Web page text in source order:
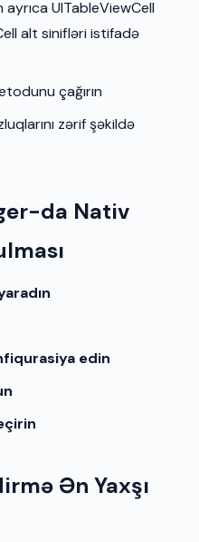
UITableViewCell
alt sinifləri istifadə
çağırın
zərif şəkildə
da Nativ
edin
Ən Yaxşı